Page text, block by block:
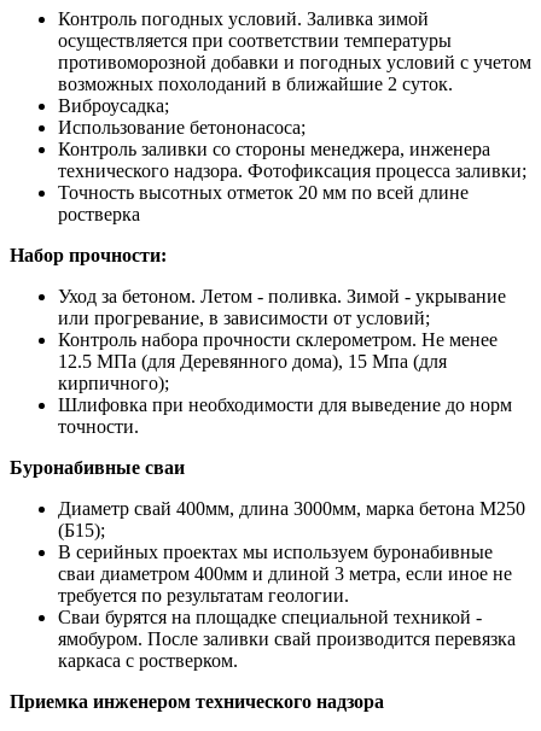
Контроль погодных условий. Заливка зимой
осуществляется при соответствии температуры
противоморозной добавки и погодных условий с учетом
возможных похолоданий в ближайшие 2 суток.
Виброусадка;
Использование бетононасоса;
Контроль заливки со стороны менеджера, инженера
технического надзора. Фотофиксация процесса заливки;
Точность высотных отметок 20 мм по всей длине
ростверка
Набор прочности:
Уход за бетоном. Летом - поливка. Зимой - укрывание
или прогревание, в зависимости от условий;
Контроль набора прочности склерометром. Не менее
12.5 МПа (для Деревянного дома), 15 Мпа (для
кирпичного);
Шлифовка при необходимости для выведение до норм
точности.
Буронабивные сваи
Диаметр свай 400мм, длина 3000мм, марка бетона М250
(Б15);
В серийных проектах мы используем буронабивные
сваи диаметром 400мм и длиной 3 метра, если иное не
требуется по результатам геологии.
Сваи бурятся на площадке специальной техникой -
ямобуром. После заливки свай производится перевязка
каркаса с ростверком.
Приемка инженером технического надзора